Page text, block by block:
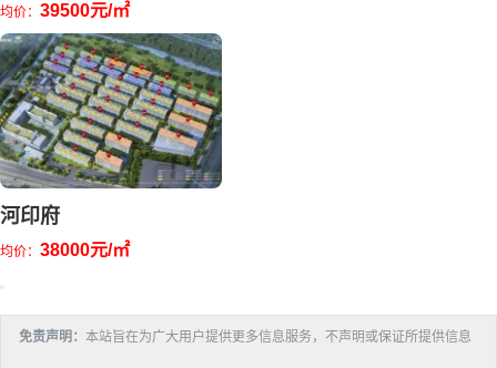
均价： 39500元/㎡
河印府
均价： 38000元/㎡
免责声明： 本站旨在为广大用户提供更多信息服务，不声明或保证所提供信息